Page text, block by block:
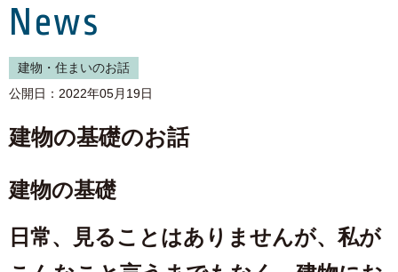
News
建物・住まいのお話
公開日：2022年05月19日
建物の基礎のお話
建物の基礎
日常、見ることはありませんが、私が